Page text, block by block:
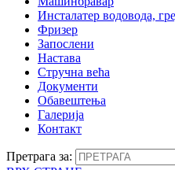
Инсталатер водовода,
Фризер
Запослени
Настава
Стручна већа
Документи
Обавештења
Галерија
Контакт
Претрага за: